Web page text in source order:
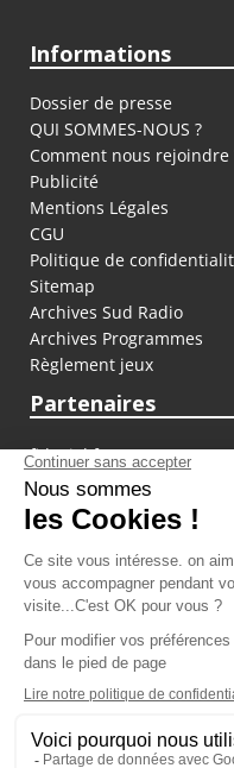
Informations
Dossier de presse
QUI SOMMES-NOUS ?
Comment nous rejoindre
Publicité
Mentions Légales
CGU
Politique de
Sitemap
Archives Sud Radio
Archives Programmes
Règlement jeux
Partenaires
fiducial.fr
lyoncapitale.fr
olympique-et-lyonnais.com
L'application
Les cookies
Gestion des cookies